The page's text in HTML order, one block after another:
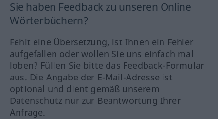
Sie haben Feedback zu unseren Online
Wörterbüchern?
Fehlt eine Übersetzung, ist Ihnen ein Fehler
aufgefallen oder wollen Sie uns einfach mal
loben? Füllen Sie bitte das Feedback-Formular
aus. Die Angabe der E-Mail-Adresse ist
optional und dient gemäß unserem
Datenschutz nur zur Beantwortung Ihrer
Anfrage.